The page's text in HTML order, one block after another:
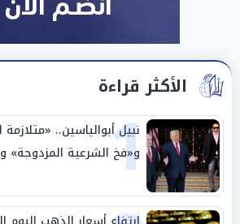
الأكثر قراءة
1
نبيل أبوالياسين.. «متلازمة
و«فخ الشرعية المزدوجة»
وحليفه في «ميتم